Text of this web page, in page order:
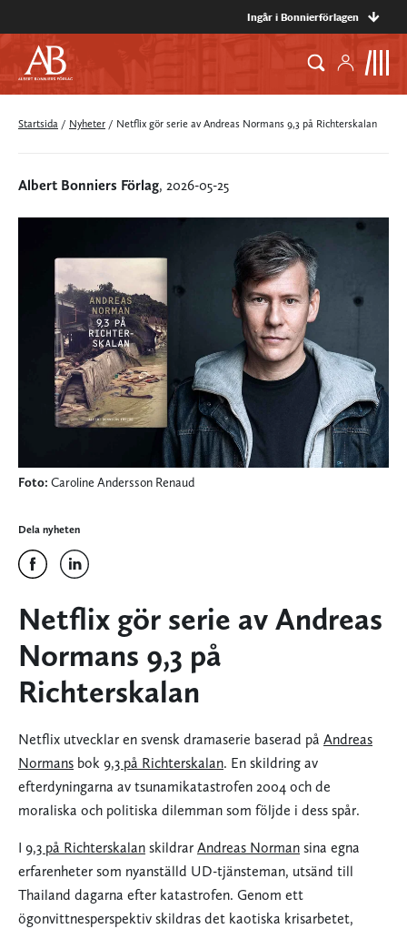
Ingår i Bonnierförlagen
Startsida / Nyheter / Netflix gör serie av Andreas Normans 9,3 på Richterskalan
Albert Bonniers Förlag, 2026-05-25
Foto: Caroline Andersson Renaud
Dela nyheten
Netflix gör serie av Andreas
Normans 9,3 på
Richterskalan
Netflix utvecklar en svensk dramaserie baserad på Andreas
Normans bok 9,3 på Richterskalan. En skildring av
efterdyningarna av tsunamikatastrofen 2004 och de
moraliska och politiska dilemman som följde i dess spår.
I 9,3 på Richterskalan skildrar Andreas Norman sina egna
erfarenheter som nyanställd UD-tjänsteman, utsänd till
Thailand dagarna efter katastrofen. Genom ett
ögonvittnesperspektiv skildras det kaotiska krisarbetet,